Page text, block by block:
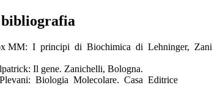
bibliografia
MM: I principi di Biochimica di Lehninger,
Il gene. Zanichelli, Bologna.
Biologia Molecolare. Casa Editrice